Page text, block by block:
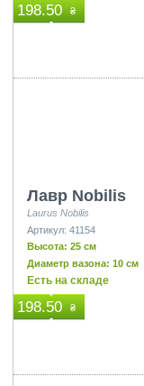
198.50 ₴
Лавр Nobilis
Laurus Nobilis
Артикул: 41154
Высота: 25 см
Диаметр вазона: 10 см
Есть на складе
198.50 ₴